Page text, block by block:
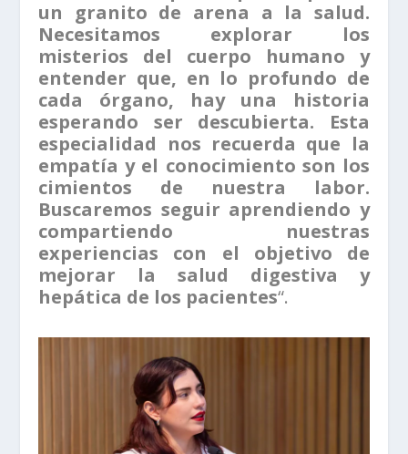
un granito de arena a la salud.
Necesitamos explorar los
misterios del cuerpo humano y
entender que, en lo profundo de
cada órgano, hay una historia
esperando ser descubierta. Esta
especialidad nos recuerda que la
empatía y el conocimiento son los
cimientos de nuestra labor.
Buscaremos seguir aprendiendo y
compartiendo nuestras
experiencias con el objetivo de
mejorar la salud digestiva y
hepática de los pacientes“.